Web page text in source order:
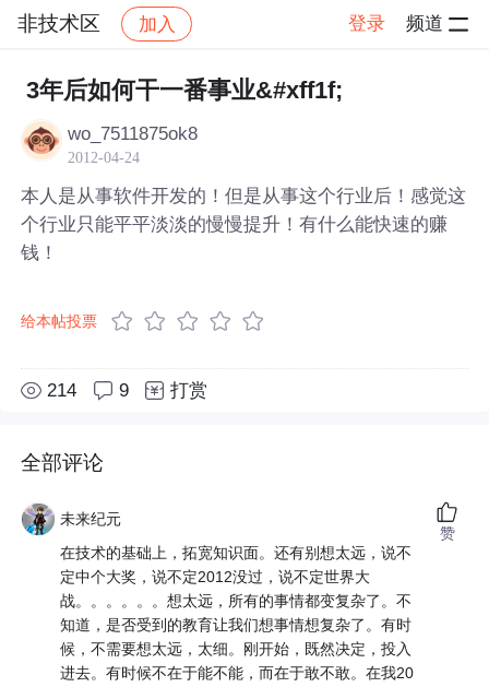
非技术区 加入 登录 频道
社区 非技术区 帖子详情
3年后如何干一番事业&#xff1f;
wo_7511875ok8
2012-04-24
本人是从事软件开发的！但是从事这个行业后！感觉这
个行业只能平平淡淡的慢慢提升！有什么能快速的赚
钱！
给本帖投票
214 9 打赏
全部评论
未来纪元
在技术的基础上，拓宽知识面。还有别想太远，说不
定中个大奖，说不定2012没过，说不定世界大
战。。。。。。想太远，所有的事情都变复杂了。不
知道，是否受到的教育让我们想事情想复杂了。有时
候，不需要想太远，太细。刚开始，既然决定，投入
进去。有时候不在于能不能，而在于敢不敢。在我20
赞